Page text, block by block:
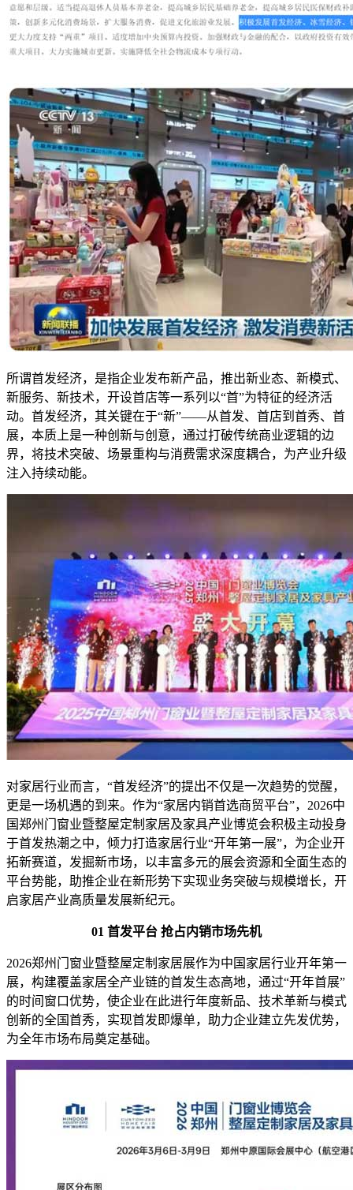
所谓首发经济，是指企业发布新产品，推出新业态、新模式、
新服务、新技术，开设首店等一系列以“首”为特征的经济活
动。首发经济，其关键在于“新”——从首发、首店到首秀、首
展，本质上是一种创新与创意，通过打破传统商业逻辑的边
界，将技术突破、场景重构与消费需求深度耦合，为产业升级
注入持续动能。
对家居行业而言，“首发经济”的提出不仅是一次趋势的觉醒，
更是一场机遇的到来。作为“家居内销首选商贸平台”，2026中
国郑州门窗业暨整屋定制家居及家具产业博览会积极主动投身
于首发热潮之中，倾力打造家居行业“开年第一展”，为企业开
拓新赛道，发掘新市场，以丰富多元的展会资源和全面生态的
平台势能，助推企业在新形势下实现业务突破与规模增长，开
启家居产业高质量发展新纪元。
01 首发平台 抢占内销市场先机
2026郑州门窗业暨整屋定制家居展作为中国家居行业开年第一
展，构建覆盖家居全产业链的首发生态高地，通过“开年首展”
的时间窗口优势，使企业在此进行年度新品、技术革新与模式
创新的全国首秀，实现首发即爆单，助力企业建立先发优势，
为全年市场布局奠定基础。